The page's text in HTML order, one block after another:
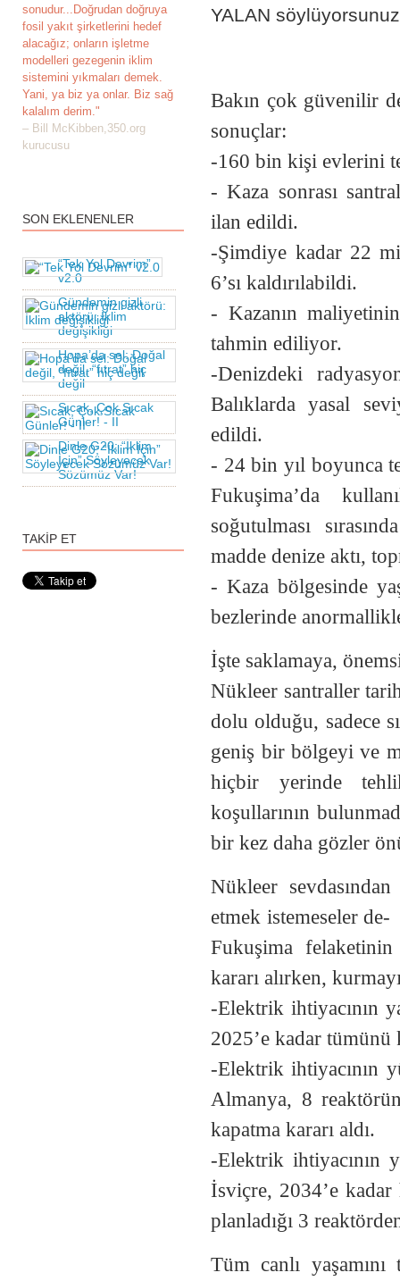
YALAN
Bakın çok güvenilir
sonuçlar:
-160 bin kişi evlerini
- Kaza sonrası
ilan edildi.
-Şimdiye kadar 22
6’sı kaldırılabildi.
- Kazanın
tahmin ediliyor.
-Denizdeki
Balıklarda yasal
edildi.
- 24 bin yıl boyunca
Fukuşima’da
soğutulması
madde denize aktı,
- Kaza bölgesinde
bezlerinde
İşte saklamaya,
Nükleer santraller
dolu olduğu, sadece
geniş bir bölgeyi ve
hiçbir yerinde
koşullarının
bir kez daha gözler
Nükleer
etmek istemeseler
Fukuşima
kararı alırken,
-Elektrik ihtiyacının
2025’e kadar tümünü
-Elektrik ihtiyacının
Almanya, 8
kapatma kararı aldı.
-Elektrik ihtiyacının
İsviçre, 2034’e kadar
planladığı 3
Tüm canlı
sonudur...Doğrudan doğruya
fosil yakıt şirketlerini hedef
alacağız; onların işletme
modelleri gezegenin iklim
sistemini yıkmaları demek.
Yani, ya biz ya onlar. Biz sağ
kalalım derim."
– Bill McKibben,350.org
kurucusu
SON EKLENENLER
“Tek Yol Devrim”
v2.0
Gündemin gizli
aktörü: İklim
değişikliği
Hopa’da sel: Doğal
değil, “fıtrat” hiç
değil
Sıcak, Çok Sıcak
Günler! - II
Dinle G20; “İklim
İçin” Söyleyecek
Sözümüz Var!
TAKİP ET